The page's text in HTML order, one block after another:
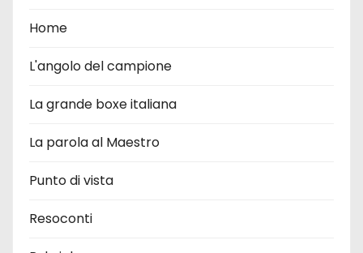
Home
L'angolo del campione
La grande boxe italiana
La parola al Maestro
Punto di vista
Resoconti